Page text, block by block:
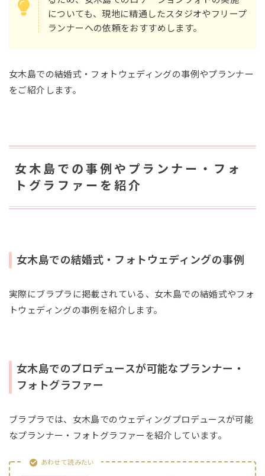
についても、現地に精通したスタジオやフリープ
ランナーへの依頼をおすすめします。
女木島での結婚式・フォトウェディングの事例やプランナー
をご紹介します。
女木島での事例やプランナー・フォ
トグラファーを紹介
女木島での結婚式・フォトウェディングの事例
実際にブラプラに掲載されている、女木島での結婚式やフォ
トウェディングの事例を紹介します。
女木島でのプロデュースが可能なプランナー・
フォトグラファー
ブラプラでは、女木島でのウェディングプロデュースが可能
なプランナー・フォトグラファーを紹介しています。
あわせて読みたい